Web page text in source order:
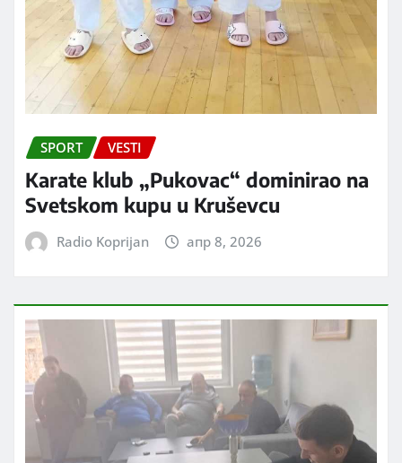
SPORT VESTI
Karate klub „Pukovac“ dominirao na
Svetskom kupu u Kruševcu
Radio Koprijan апр 8, 2026